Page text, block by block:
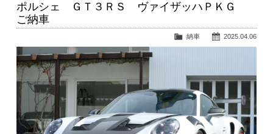
ポルシェ ＧＴ３ＲＳ ヴァイザッハＰＫＧ
ご納車
2025.04.06
納車